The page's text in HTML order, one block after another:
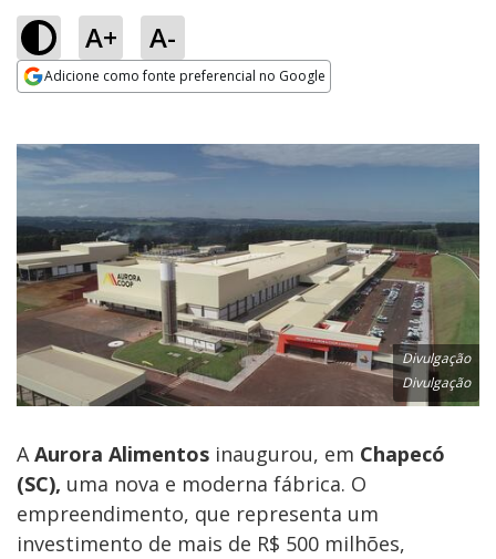
A+ A-
Adicione como fonte preferencial no Google
Divulgação
Divulgação
A Aurora Alimentos inaugurou, em Chapecó
(SC), uma nova e moderna fábrica. O
empreendimento, que representa um
investimento de mais de R$ 500 milhões,